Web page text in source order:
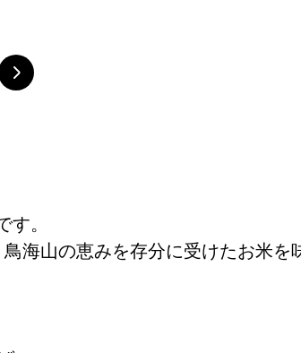
。
海山の恵みを存分に受けたお米を